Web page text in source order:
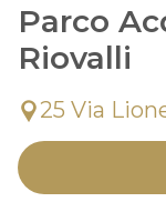
Parco
Riovalli
25 Via